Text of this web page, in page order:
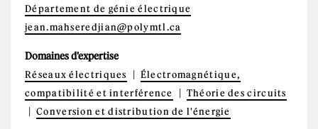
Département de génie électrique
jean.mahseredjian@polymtl.ca
Domaines d'expertise
Réseaux électriques
Électromagnétique,
compatibilité et interférence
Théorie des circuits
Conversion et distribution de l'énergie